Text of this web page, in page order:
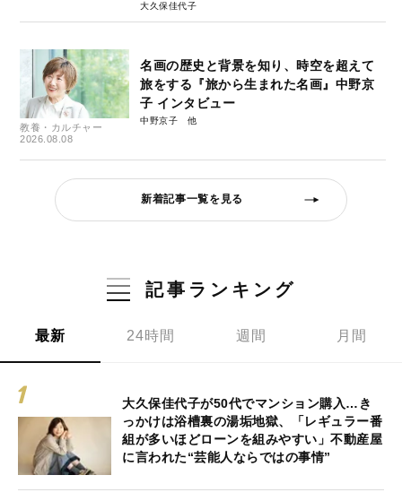
大久保佳代子
教養・カルチャー
2026.08.08
名画の歴史と背景を知り、時空を超えて
旅をする『旅から生まれた名画』中野京
子 インタビュー
中野京子
新着記事一覧を見る
記事ランキング
最新 24時間 週間 月間
大久保佳代子が50代でマンション購入…き
っかけは浴槽裏の湯垢地獄、「レギュラー番
組が多いほどローンを組みやすい」不動産屋
に言われた“芸能人ならではの事情”